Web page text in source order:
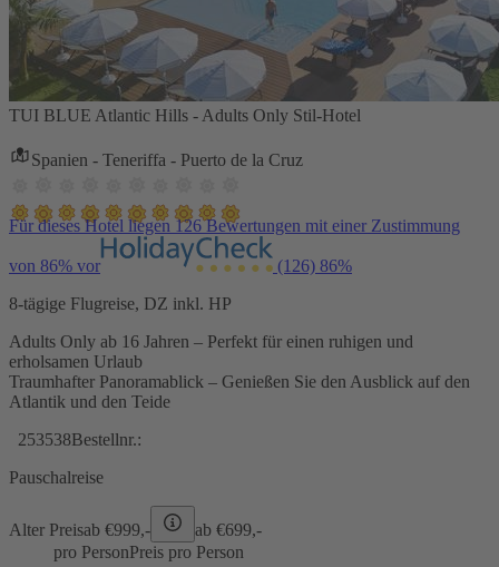
TUI BLUE Atlantic Hills - Adults Only Stil-Hotel
Spanien - Teneriffa - Puerto de la Cruz
Für dieses Hotel liegen 126 Bewertungen mit einer Zustimmung
von 86% vor (126) 86%
8-tägige Flugreise, DZ inkl. HP
Adults Only ab 16 Jahren – Perfekt für einen ruhigen und
erholsamen Urlaub
Traumhafter Panoramablick – Genießen Sie den Ausblick auf den
Atlantik und den Teide
253538Bestellnr.:
Pauschalreise
Alter Preisab €999,- ab €699,-
pro PersonPreis pro Person